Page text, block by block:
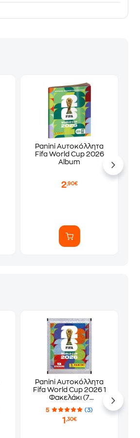
Panini Αυτοκόλλητα
Fifa World Cup 2026
Album
2,90€
Panini Αυτοκόλλητα
Fifa World Cup 2026 1
Φακελάκι (7
Αυτοκόλλητα)
5 (3)
1 ,30€